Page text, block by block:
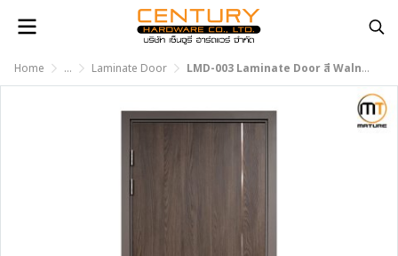
Home ... Laminate Door LMD-003 Laminate Door สี Walnut Bronze